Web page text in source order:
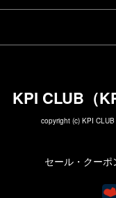
KPI CLUB（
copyright (c) KPI
セール・クーポ